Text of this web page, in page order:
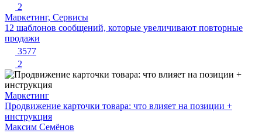
2
Маркетинг, Сервисы
12 шаблонов сообщений, которые увеличивают повторные
продажи
3577
2
Маркетинг
Продвижение карточки товара: что влияет на позиции +
инструкция
Максим Семёнов